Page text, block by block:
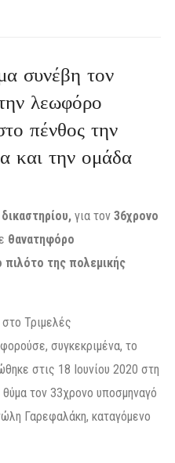
συνέβη τον
λεωφόρο
πένθος την
και την ομάδα
δικαστηρίου, για τον 36χρονο
θανατηφόρο
πιλότο της πολεμικής
Τριμελές
συγκεκριμένα, το
στις 18 Ιουνίου 2020 στη
τον 33χρονο υποσμηναγό
Γαρεφαλάκη, καταγόμενο